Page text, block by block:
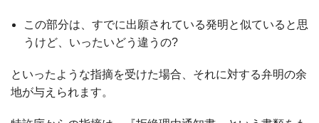
この部分は、すでに出願されている発明と似ていると思
うけど、いったいどう違うの?
といったような指摘を受けた場合、それに対する弁明の余
地が与えられます。